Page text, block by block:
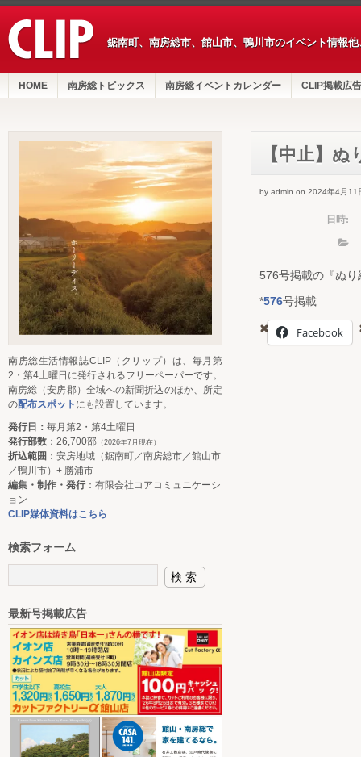
鋸南町、南房総市、館山市、鴨川市のイベント情報
HOME 南房総トピックス 南房総イベントカレンダー CLIP掲載広告
【中止】
by admin on 2024年4月11
日時:
576号掲載の『ぬ
*576号掲載
Facebook
南房総生活情報誌CLIP（クリップ）は、毎月第
2・第4土曜日に発行されるフリーペーパーです。
南房総（安房郡）全域への新聞折込のほか、所定
の配布スポット にも設置しています。
発行日： 毎月第2・第4土曜日
発行部数 ：26,700部 （2026年7月現在）
折込範囲 ：安房地域（鋸南町／南房総市／館山市
／鴨川市）+ 勝浦市
編集・制作・発行：有限会社コアコミュニケーシ
ョン
CLIP媒体資料はこちら
検索フォーム
最新号掲載広告